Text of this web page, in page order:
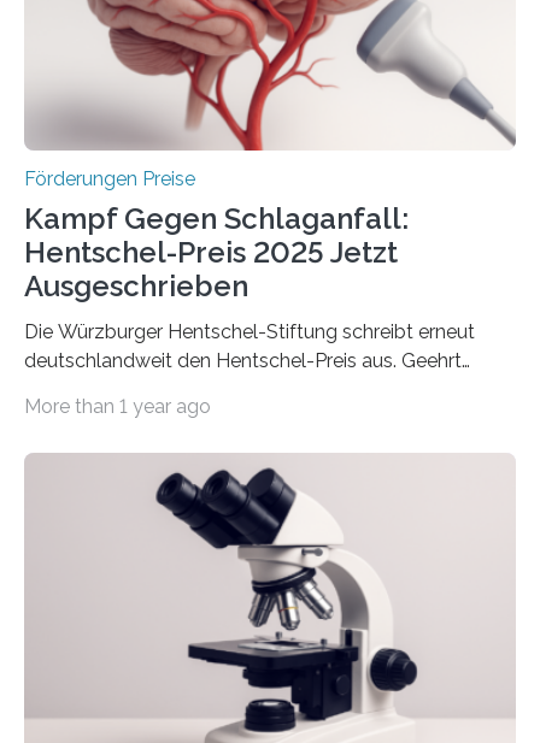
Innovationstag Mittelstand 2025 am 5. Juni 2025 in
Berlin überbrachte das Bundesministerium für
Wirtschaft und Energie eine gute Nachricht:
Überplanmäßige Verpflichtungsermächtigungen in
Förderungen Preise
Kampf Gegen Schlaganfall:
Hentschel-Preis 2025 Jetzt
Ausgeschrieben
Die Würzburger Hentschel-Stiftung schreibt erneut
deutschlandweit den Hentschel-Preis aus. Geehrt
hochrangige wissenschaftliche Publikation zum Thema
Schlaganfall“ mit Sitz in Würzburg fördert die
Schlaganfallforschung, um die Behandlung der
Betroffenen zu verbessern. Dazu schreibt sie auch in
diesem Jahr wieder deutschlandweit den Hentschel-
Preis aus. Er richtet sich gezielt an jüngere
Forscherinnen und Forscher unter 40 Jahren. Geehrt
werden soll eine herausragende Doktorarbeit oder eine
hochrangige wissenschaftliche Publikation zum Thema
More than 1 year ago